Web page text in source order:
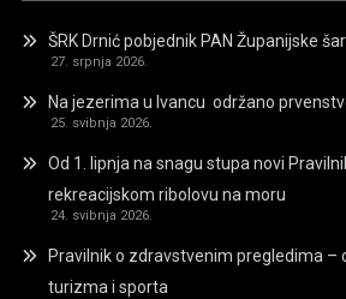
ŠRK Drnić pobjednik PAN Županijske
27. srpnja 2026.
Na jezerima u Ivancu održano
25. svibnja 2026.
Od 1. lipnja na snagu stupa novi
rekreacijskom ribolovu na moru
24. svibnja 2026.
Pravilnik o zdravstvenim pregledima –
turizma i sporta